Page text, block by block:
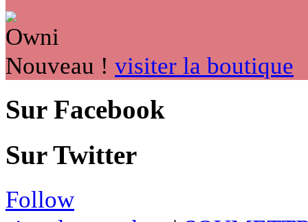
Nouveau ! visiter la boutique
Sur Facebook
Sur Twitter
Follow